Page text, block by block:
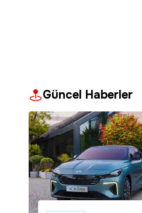
Güncel Haberler